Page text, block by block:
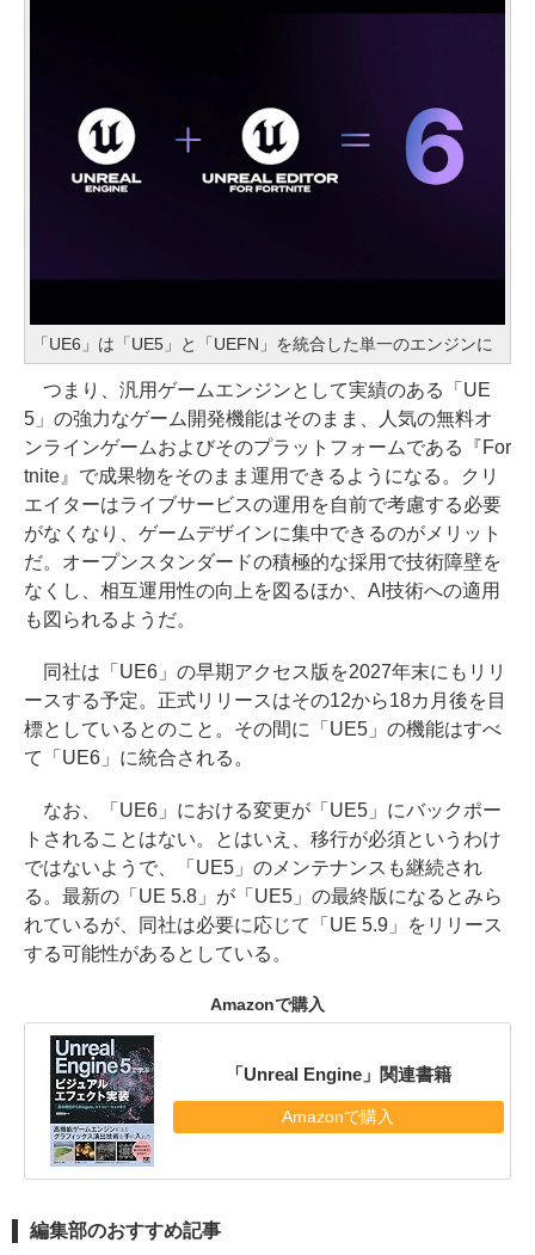
「UE6」は「UE5」と「UEFN」を統合した単一のエンジンに
つまり、汎用ゲームエンジンとして実績のある「UE
5」の強力なゲーム開発機能はそのまま、人気の無料オ
ンラインゲームおよびそのプラットフォームである『For
tnite』で成果物をそのまま運用できるようになる。クリ
エイターはライブサービスの運用を自前で考慮する必要
がなくなり、ゲームデザインに集中できるのがメリット
だ。オープンスタンダードの積極的な採用で技術障壁を
なくし、相互運用性の向上を図るほか、AI技術への適用
も図られるようだ。
同社は「UE6」の早期アクセス版を2027年末にもリリ
ースする予定。正式リリースはその12から18カ月後を目
標としているとのこと。その間に「UE5」の機能はすべ
て「UE6」に統合される。
なお、「UE6」における変更が「UE5」にバックポー
トされることはない。とはいえ、移行が必須というわけ
ではないようで、「UE5」のメンテナンスも継続され
る。最新の「UE 5.8」が「UE5」の最終版になるとみら
れているが、同社は必要に応じて「UE 5.9」をリリース
する可能性があるとしている。
Amazonで購入
「Unreal Engine」関連書籍
Amazonで購入
編集部のおすすめ記事